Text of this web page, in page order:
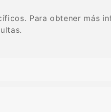
Para obtener más